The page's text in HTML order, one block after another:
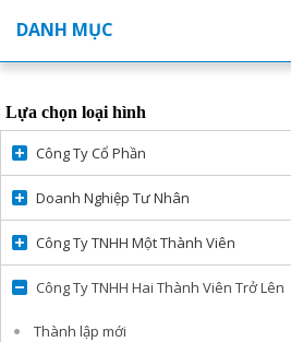
DANH MỤC
Lựa chọn loại hình
Công Ty Cổ Phần
Doanh Nghiệp Tư Nhân
Công Ty TNHH Một Thành Viên
Công Ty TNHH Hai Thành Viên Trở Lên
Thành lập mới